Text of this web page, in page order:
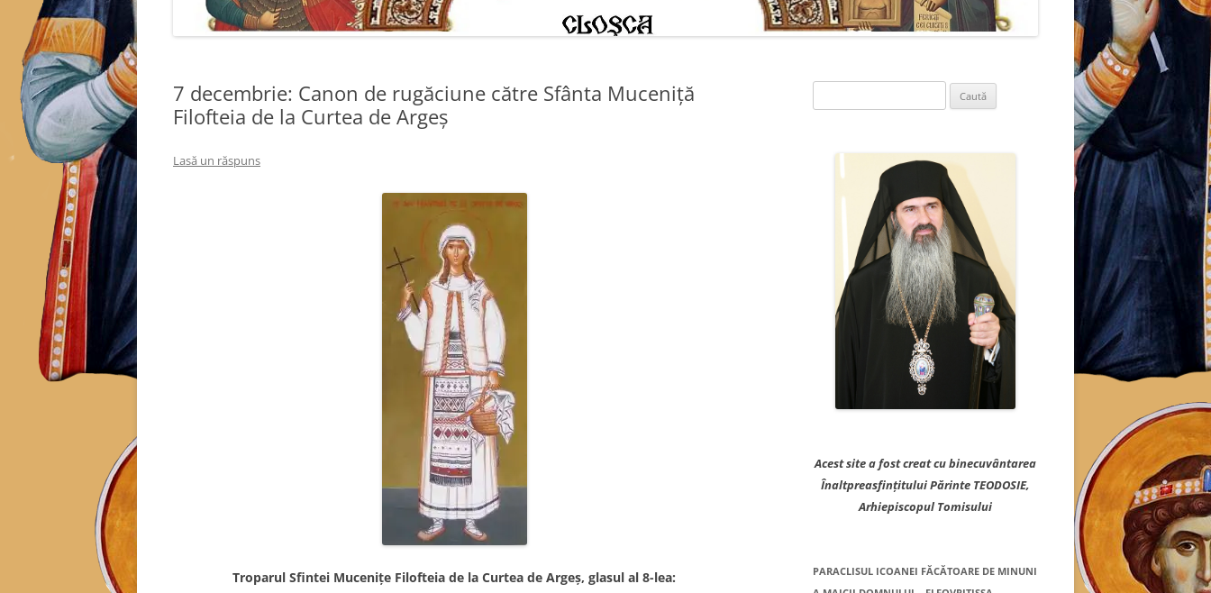
7 decembrie: Canon de rugăciune către Sfânta Muceniţă
Filofteia de la Curtea de Argeş
Lasă un răspuns
Troparul Sfintei Muceniţe Filofteia de la Curtea de Argeş, glasul al 8-lea:
după:
Acest site a fost creat cu binecuvântarea
Înaltpreasfințitului Părinte TEODOSIE,
Arhiepiscopul Tomisului
PARACLISUL ICOANEI FĂCĂTOARE DE MINUNI